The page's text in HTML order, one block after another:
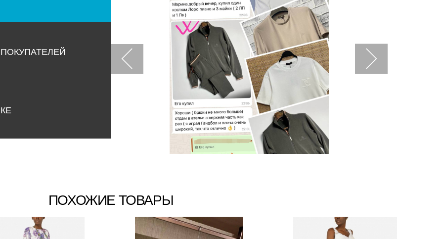
ПОХОЖИЕ ТОВАРЫ